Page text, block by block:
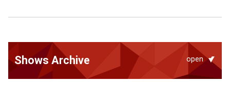
Shows Archive open